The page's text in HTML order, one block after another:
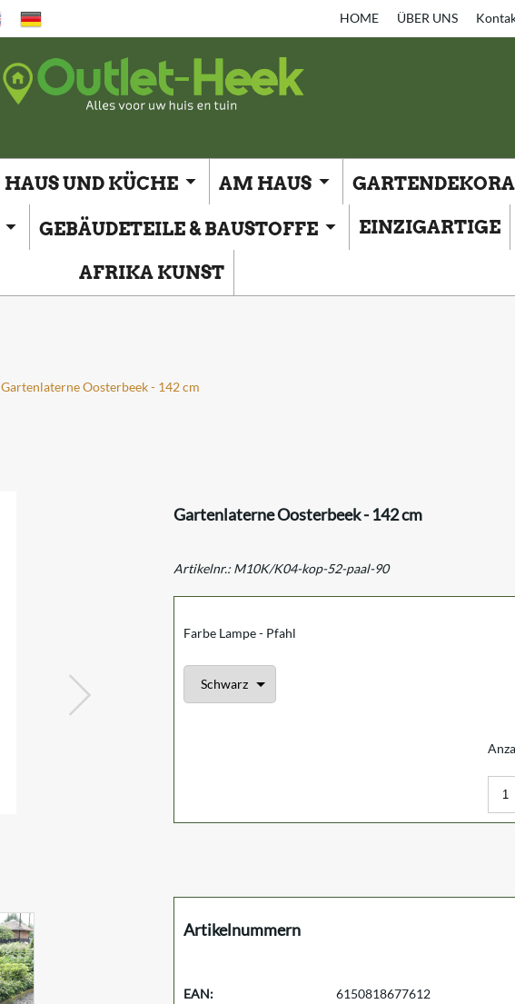
HOME ÜBER UNS
HAUS UND KÜCHE AM HAUS
GEBÄUDETEILE & BAUSTOFFE EINZIGARTIGE
AFRIKA KUNST
Gartenlaterne Oosterbeek - 142 cm
Gartenlaterne Oosterbeek - 142 cm
Artikelnr.: M10K/K04-kop-52-paal-90
Farbe Lampe - Pfahl
Artikelnummern
EAN: 6150818677612